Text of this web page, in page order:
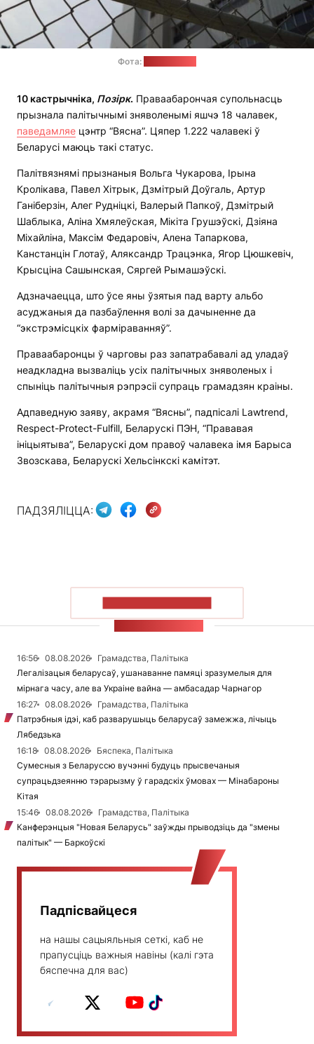
Фота:
10 кастрычніка, Позірк. Праваабарончая супольнасць
прызнала палітычнымі зняволенымі яшчэ 18 чалавек,
паведамляе цэнтр “Вясна”. Цяпер 1.222 чалавекі ў
Беларусі маюць такі статус.
Палітвязнямі прызнаныя Вольга Чукарова, Ірына
Кролікава, Павел Хітрык, Дзмітрый Доўгаль, Артур
Ганіберзін, Алег Рудніцкі, Валерый Папкоў, Дзмітрый
Шаблыка, Аліна Хмялеўская, Мікіта Грушэўскі, Дзіяна
Міхайліна, Максім Федаровіч, Алена Тапаркова,
Канстанцін Глотаў, Аляксандр Трацэнка, Ягор Цюшкевіч,
Крысціна Сашынская, Сяргей Рымашэўскі.
Адзначаецца, што ўсе яны ўзятыя пад варту альбо
асуджаныя да пазбаўлення волі за дачыненне да
“экстрэмісцкіх фарміраванняў”.
Праваабаронцы ў чарговы раз запатрабавалі ад уладаў
неадкладна вызваліць усіх палітычных зняволеных і
спыніць палітычныя рэпрэсіі супраць грамадзян краіны.
Адпаведную заяву, акрамя “Вясны”, падпісалі Lawtrend,
Respect-Protect-Fulfill, Беларускі ПЭН, “Прававая
ініцыятыва”, Беларускі дом правоў чалавека імя Барыса
Звозскава, Беларускі Хельсінкскі камітэт.
ПАДЗЯЛІЦЦА:
16:56 08.08.2026
Грамадства, Палітыка
Легалізацыя беларусаў, ушанаванне памяці зразумелыя для
мірнага часу, але ва Украіне вайна — амбасадар Чарнагор
16:27
08.08.2026
Грамадства, Палітыка
Патрэбныя ідэі, каб разварушыць беларусаў замежжа, лічыць
Лябедзька
16:18
08.08.2026
Бяспека, Палітыка
Сумесныя з Беларуссю вучэнні будуць прысвечаныя
супрацьдзеянню тэрарызму ў гарадскіх ўмовах — Мінабароны
Кітая
15:46
08.08.2026
Грамадства, Палітыка
Канферэнцыя "Новая Беларусь" заўжды прыводзіць да "змены
палітык" — Баркоўскі
Падпісвайцеся
на нашы сацыяльныя сеткі, каб не
прапусціць важныя навіны (калі гэта
бяспечна для вас)